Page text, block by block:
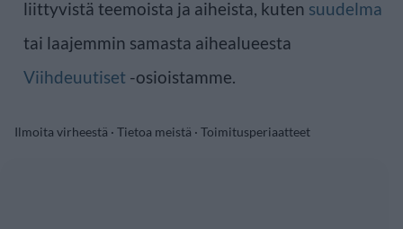
liittyvistä teemoista ja aiheista, kuten suudelma
tai laajemmin samasta aihealueesta
Viihdeuutiset -osioistamme.
Ilmoita virheestä · Tietoa meistä · Toimitusperiaatteet